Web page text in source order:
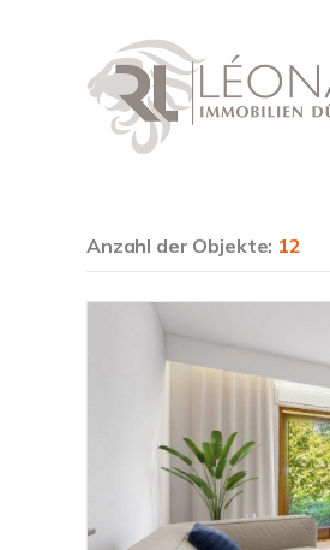
Anzahl der Objekte: 12